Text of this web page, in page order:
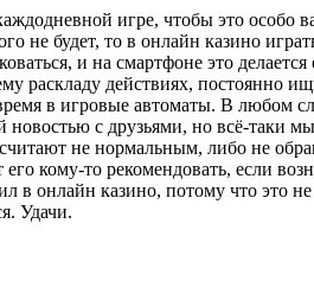
игре, чтобы это особо
не будет, то в онлайн казино
и на смартфоне это
раскладу действиях, постоянно
в игровые автоматы. В любом
с друзьями, но всё-таки
не нормальным, либо не
кому-то рекомендовать, если
в онлайн казино, потому что это
Удачи.